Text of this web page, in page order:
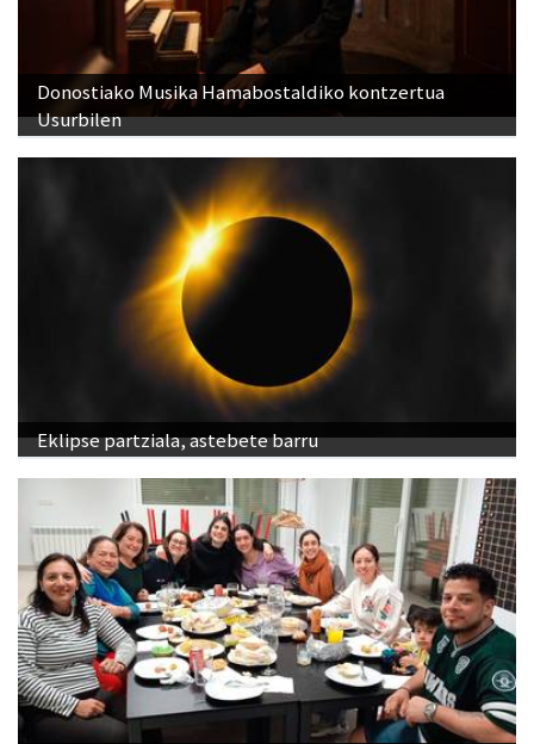
Donostiako Musika Hamabostaldiko kontzertua
Usurbilen
Eklipse partziala, astebete barru